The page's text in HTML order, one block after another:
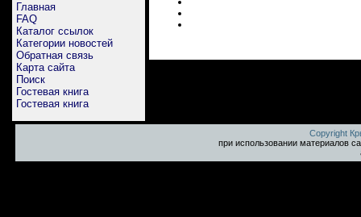
Главная
FAQ
Каталог ссылок
Категории новостей
Обратная связь
Карта сайта
Поиск
Гостевая книга
Гостевая книга
Copyright
при использовании материалов